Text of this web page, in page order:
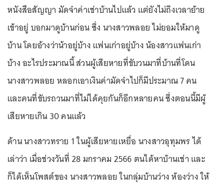
หนังสือสัญญา มัดจำค่าเช่าบ้านไปแล้ว แต่ยังไม่ถึงเวลาย้าย
เข้าอยู่ บอกมาดูบ้านก่อน ซึ่ง นางสาวพลอย ไม่ยอมให้มาดู
บ้าน โดยอ้างว่าน้าอยู่บ้าง แฟนเก่าอยู่บ้าง น้องสาวแฟนเก่า
บ้าง อะไรประมาณนี้ ส่วนผู้เสียหายที่ขับวนมาที่บ้านที่โดน
นางสาวพลอย หลอกเอาเงินค่ามัดจำไปก็มีประมาณ 7 คน
และคนที่ขับรถวนมาที่ไม่ได้คุยกันก็อีกหลายคน ซึ่งตอนนี้มีผู้
เสียหายเกิน 30 คนแล้ว
ด้าน นางสาวทราย 1 ในผู้เสียหายเหยื่อ นางสาวอุทุมพร ได้
เล่าว่า เมื่อช่วงวันที่ 28 มกราคม 2566 ตนได้หาบ้านเช่า และ
ก็ได้เห็นโพสต์ของ นางสาวพลอย ในกลุ่มบ้านว่าง ห้องว่าง ให้